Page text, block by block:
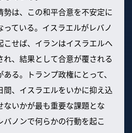
勢は、この和平合意を不安定に
ている。イスラエルがレバノ
こせば、イランはイスラエルへ
れ、結果として合意が覆される
る。トランプ政権にとって、
間、イスラエルをいかに抑え込
ないかが最も重要な課題とな
バノンで何らかの行動を起こ